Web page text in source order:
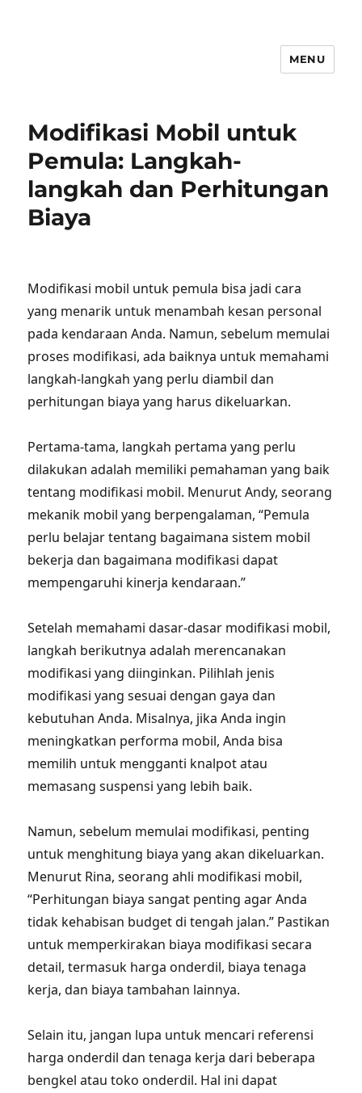
MENU
Modifikasi Mobil untuk
Pemula: Langkah-
langkah dan Perhitungan
Biaya
Modifikasi mobil untuk pemula bisa jadi cara
yang menarik untuk menambah kesan personal
pada kendaraan Anda. Namun, sebelum memulai
proses modifikasi, ada baiknya untuk memahami
langkah-langkah yang perlu diambil dan
perhitungan biaya yang harus dikeluarkan.
Pertama-tama, langkah pertama yang perlu
dilakukan adalah memiliki pemahaman yang baik
tentang modifikasi mobil. Menurut Andy, seorang
mekanik mobil yang berpengalaman, “Pemula
perlu belajar tentang bagaimana sistem mobil
bekerja dan bagaimana modifikasi dapat
mempengaruhi kinerja kendaraan.”
Setelah memahami dasar-dasar modifikasi mobil,
langkah berikutnya adalah merencanakan
modifikasi yang diinginkan. Pilihlah jenis
modifikasi yang sesuai dengan gaya dan
kebutuhan Anda. Misalnya, jika Anda ingin
meningkatkan performa mobil, Anda bisa
memilih untuk mengganti knalpot atau
memasang suspensi yang lebih baik.
Namun, sebelum memulai modifikasi, penting
untuk menghitung biaya yang akan dikeluarkan.
Menurut Rina, seorang ahli modifikasi mobil,
“Perhitungan biaya sangat penting agar Anda
tidak kehabisan budget di tengah jalan.” Pastikan
untuk memperkirakan biaya modifikasi secara
detail, termasuk harga onderdil, biaya tenaga
kerja, dan biaya tambahan lainnya.
Selain itu, jangan lupa untuk mencari referensi
harga onderdil dan tenaga kerja dari beberapa
bengkel atau toko onderdil. Hal ini dapat